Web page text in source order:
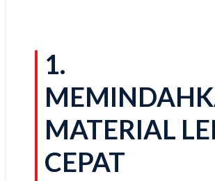
1.
MATERIAL
CEPAT